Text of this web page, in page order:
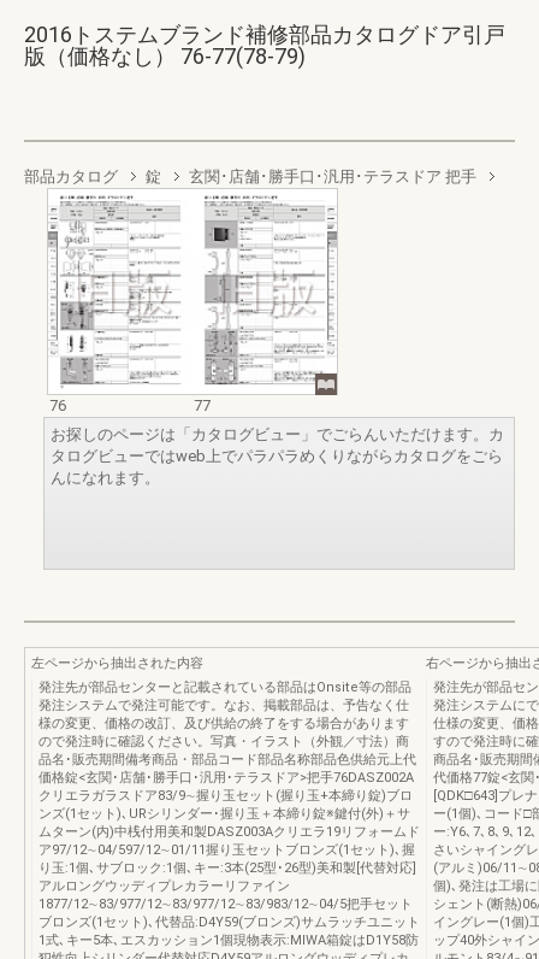
2016トステムブランド補修部品カタログドア引戸
版（価格なし） 76-77(78-79)
部品カタログ 錠 玄関･店舗･勝手口･汎用･テラスドア 把手
76
77
お探しのページは「カタログビュー」でごらんいただけます。カ
タログビューではweb上でパラパラめくりながらカタログをごら
んになれます。
左ページから抽出された内容
発注先が部品センターと記載されている部品はOnsite等の部品
発注システムで発注可能です。なお、掲載部品は、予告なく仕
様の変更、価格の改訂、及び供給の終了をする場合があります
ので発注時に確認ください。写真・イラスト（外観／寸法）商
品名･販売期間備考商品・部品コード部品名称部品色供給元上代
価格錠<玄関･店舗･勝手口･汎用･テラスドア>把手76DASZ002A
クリエラガラスドア83/9∼握り玉セット(握り玉+本締り錠)ブロ
ンズ(1セット)､URシリンダー･握り玉＋本締り錠※鍵付(外)＋サ
ムターン(内)中桟付用美和製DASZ003Aクリエラ19リフォームド
ア97/12∼04/597/12∼01/11握り玉セットブロンズ(1セット)､握
り玉:1個､サブロック:1個､キー:3本(25型･26型)美和製[代替対応]
アルロングウッディプレカラーリファイン
1877/12∼83/977/12∼83/977/12∼83/983/12∼04/5把手セット
ブロンズ(1セット)､代替品:D4Y59(ブロンズ)サムラッチユニット
1式､キー5本､エスカッション1個現物表示:MIWA箱錠はD1Y58防
右ページから抽出
発注先が部品セ
発注システムに
仕様の変更、価
すので発注時に
商品名･販売期間
代価格77錠<玄関
[QDK□643]プレ
ー(1個)､コード□
ー:Y6､7､8､9､12
さいシャイング
(アルミ)06/
個)､発注は工場
シェント(断熱
イングレー(1個)
ップ40外シャイ